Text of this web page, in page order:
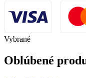
Vybrané
Oblúbené